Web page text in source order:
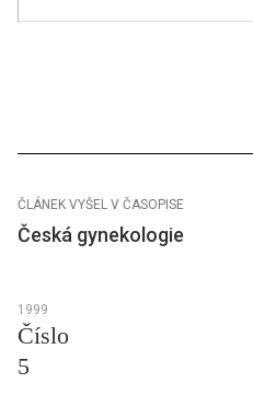
ČLÁNEK VYŠEL V ČASOPISE
Česká gynekologie
1999
Číslo
5